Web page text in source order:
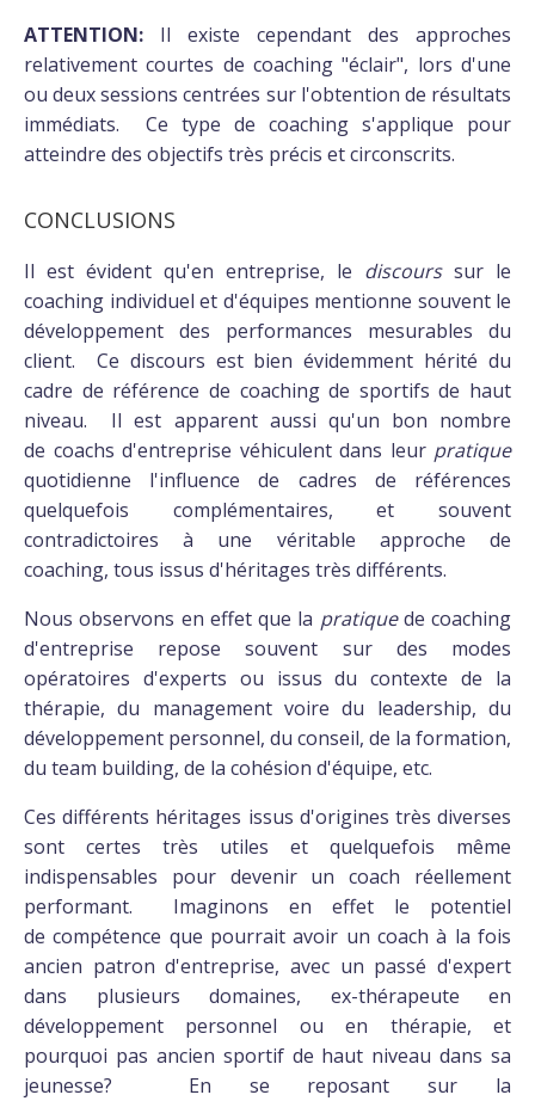
ATTENTION: Il existe cependant des approches
relativement courtes de coaching "éclair", lors d'une
ou deux sessions centrées sur l'obtention de résultats
immédiats. Ce type de coaching s'applique pour
atteindre des objectifs très précis et circonscrits.
CONCLUSIONS
Il est évident qu'en entreprise, le discourssur le
coaching individuel et d'équipes mentionne souvent le
développement des performances mesurables du
client. Ce discours est bien évidemment hérité du
cadre de référence de coaching de sportifs de haut
niveau. Il est apparent aussi qu'un bon nombre
de coachs d'entreprise véhiculent dans leur pratique
quotidienne l'influence de cadres de références
quelquefois complémentaires, et souvent
contradictoires à une véritable approche de
coaching, tous issus d'héritages très différents.
Nous observons en effet que la pratiquede coaching
d'entreprise repose souvent sur des modes
opératoires d'experts ou issus du contexte de la
thérapie, du management voire du leadership, du
développement personnel, du conseil, de la formation,
du team building, de la cohésion d'équipe, etc.
Ces différents héritages issus d'origines très diverses
sont certes très utiles et quelquefois même
indispensables pour devenir un coach réellement
performant. Imaginons en effet le potentiel
de compétence que pourrait avoir un coach à la fois
ancien patron d'entreprise, avec un passé d'expert
dans plusieurs domaines, ex-thérapeute en
développement personnel ou en thérapie, et
pourquoi pas ancien sportif de haut niveau dans sa
jeunesse? En se reposant sur la